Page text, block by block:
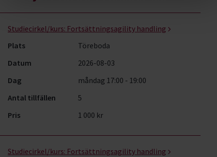
Studiecirkel/kurs: Fortsättningsagility handling
Plats
Töreboda
Datum
2026-08-03
Dag
måndag 17:00 - 19:00
Antal tillfällen
5
Pris
1 000 kr
Studiecirkel/kurs: Fortsättningsagility handling